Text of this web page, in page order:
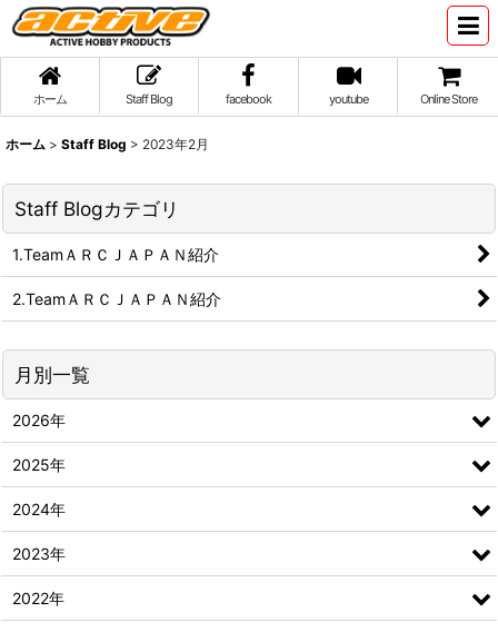
ホーム Staff Blog facebook youtube Online Store
ホーム > Staff Blog > 2023年2月
Staff Blogカテゴリ
1.TeamＡＲＣＪＡＰＡＮ紹介
2.TeamＡＲＣＪＡＰＡＮ紹介
月別一覧
2026年
2025年
2024年
2023年
2022年